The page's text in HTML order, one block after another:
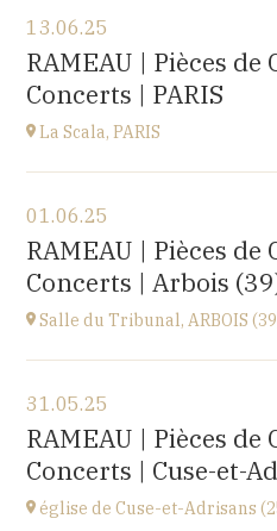
EHPAD du Centre hospitalier
1 avenue du Président
DAMES
13.06.25
RAMEAU | Pièces de
Concerts | PARIS
La Scala, PARIS
La Scala, PARIS
13, boulevard de Strasbourg
à19H30
Accéder au site
01.06.25
RAMEAU | Pièces de
Concerts | Arbois
Salle du Tribunal, ARBOIS
Salle du Tribunal, ARBOIS
10 rue de l’hôtel de ville,
à17H00
31.05.25
RAMEAU | Pièces de
Concerts | Cuse-et-
église de Cuse-et-Adrisans